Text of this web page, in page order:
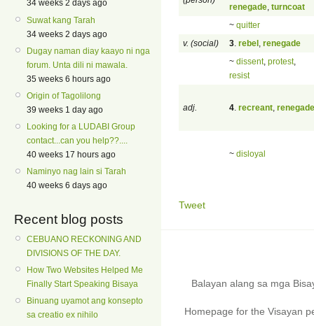
34 weeks 2 days ago
Suwat kang Tarah
34 weeks 2 days ago
Dugay naman diay kaayo ni nga
forum. Unta dili ni mawala.
35 weeks 6 hours ago
Origin of Tagolilong
39 weeks 1 day ago
Looking for a LUDABI Group
contact...can you help??....
40 weeks 17 hours ago
Naminyo nag lain si Tarah
40 weeks 6 days ago
Recent blog posts
CEBUANO RECKONING AND
DIVISIONS OF THE DAY.
How Two Websites Helped Me
Finally Start Speaking Bisaya
Binuang uyamot ang konsepto
sa creatio ex nihilo
renegade turncoat
~ quitter
v. (social)
3 rebel renegade
~ dissent, protest,
resist
adj. 4 recreant renegade
~ disloyal
Tweet
Balayan alang sa mga
Homepage for the Visayan